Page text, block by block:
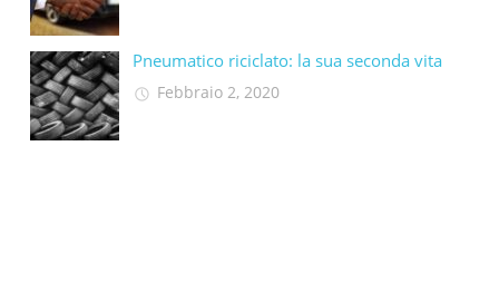
Pneumatico riciclato: la sua seconda vita​
Febbraio 2, 2020